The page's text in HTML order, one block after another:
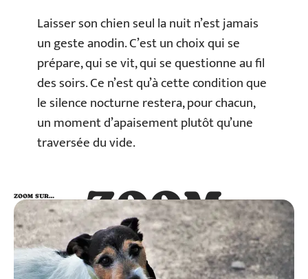
Laisser son chien seul la nuit n’est jamais
un geste anodin. C’est un choix qui se
prépare, qui se vit, qui se questionne au fil
des soirs. Ce n’est qu’à cette condition que
le silence nocturne restera, pour chacun,
un moment d’apaisement plutôt qu’une
traversée du vide.
ZOOM
SUR…
ZOOM SUR…